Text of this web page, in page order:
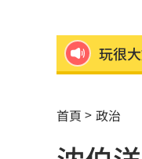
別被
張清
首頁 政治